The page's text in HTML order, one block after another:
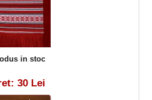
in stoc
30 Lei